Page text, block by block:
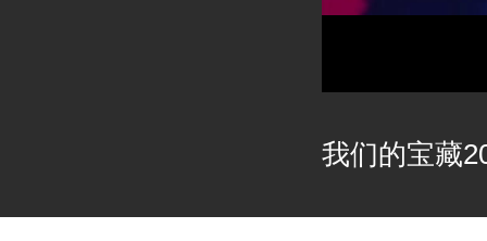
我们的宝藏